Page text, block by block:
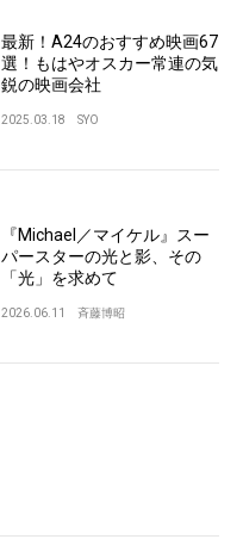
最新！A24のおすすめ映画67
選！もはやオスカー常連の気
鋭の映画会社
2025.03.18 SYO
『Michael／マイケル』スー
パースターの光と影、その
「光」を求めて
2026.06.11 斉藤博昭